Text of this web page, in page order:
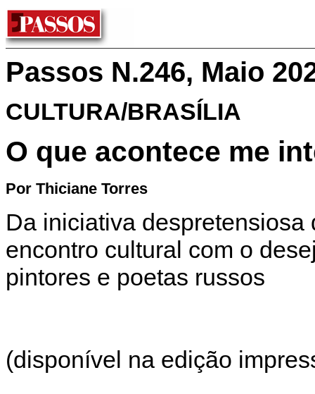
Passos N.246, Maio
CULTURA/BRASÍLIA
O que acontece me
Por Thiciane Torres
Da iniciativa
encontro cultural com o
pintores e poetas russos
(disponível na edição